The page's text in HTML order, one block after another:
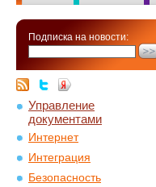
Подписка на новости:
Управление
документами
Интернет
Интеграция
Безопасность